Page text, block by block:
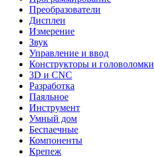
Преобразователи
Дисплеи
Измерение
Звук
Управление и ввод
Конструкторы и головоломки
3D и CNC
Разработка
Паяльное
Инструмент
Умный дом
Беспаечные
Компоненты
Крепеж